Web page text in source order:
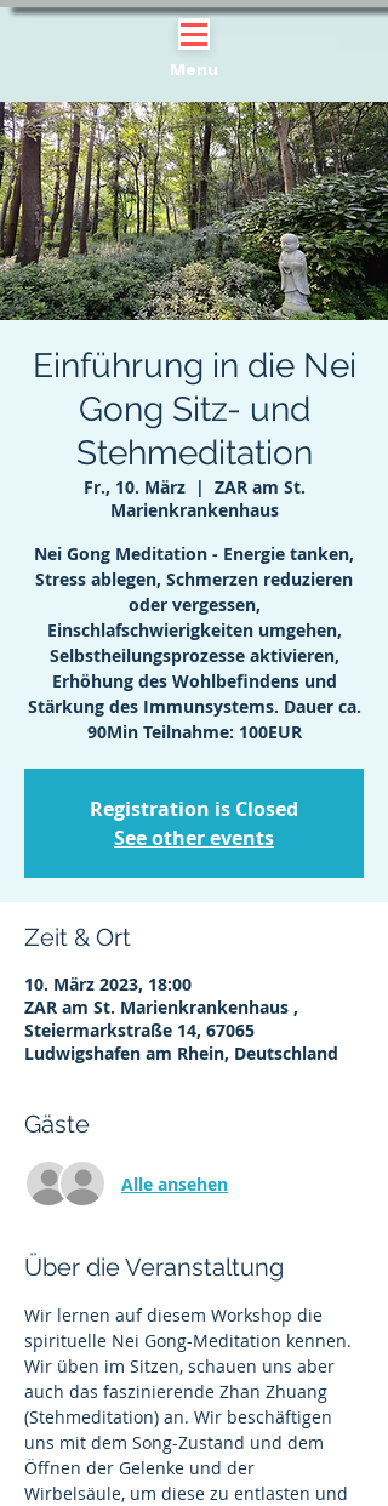
Menu
Einführung in die Nei
Gong Sitz- und
Stehmeditation
Fr., 10. März
  |
ZAR am St.
Marienkrankenhaus
Nei Gong Meditation - Energie tanken,
Stress ablegen, Schmerzen reduzieren
oder vergessen,
Einschlafschwierigkeiten umgehen,
Selbstheilungsprozesse aktivieren,
Erhöhung des Wohlbefindens und
Stärkung des Immunsystems. Dauer ca.
90Min Teilnahme: 100EUR
Registration is Closed
See other events
Zeit & Ort
10. März 2023, 18:00
ZAR am St. Marienkrankenhaus ,
Steiermarkstraße 14, 67065
Ludwigshafen am Rhein, Deutschland
Gäste
Alle ansehen
Über die Veranstaltung
Wir lernen auf diesem Workshop die
spirituelle Nei Gong-Meditation kennen.
Wir üben im Sitzen, schauen uns aber
auch das faszinierende Zhan Zhuang
(Stehmeditation) an. Wir beschäftigen
uns mit dem Song-Zustand und dem
Öffnen der Gelenke und der
Wirbelsäule, um diese zu entlasten und